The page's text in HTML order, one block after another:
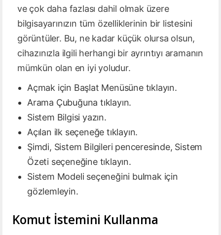
ve çok daha fazlası dahil olmak üzere
bilgisayarınızın tüm özelliklerinin bir listesini
görüntüler. Bu, ne kadar küçük olursa olsun,
cihazınızla ilgili herhangi bir ayrıntıyı aramanın
mümkün olan en iyi yoludur.
Açmak için Başlat Menüsüne tıklayın.
Arama Çubuğuna tıklayın.
Sistem Bilgisi yazın.
Açılan ilk seçeneğe tıklayın.
Şimdi, Sistem Bilgileri penceresinde, Sistem
Özeti seçeneğine tıklayın.
Sistem Modeli seçeneğini bulmak için
gözlemleyin.
Komut İstemini Kullanma